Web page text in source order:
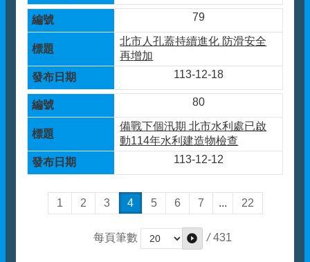
79
北市人孔蓋持續進化 防滑安全
再增加
113-12-18
80
備戰下個汛期 北市水利處已啟
動114年水利建造物檢查
113-12-12
1 2 3 4 5 6 7 ... 22
每頁筆數 / 431